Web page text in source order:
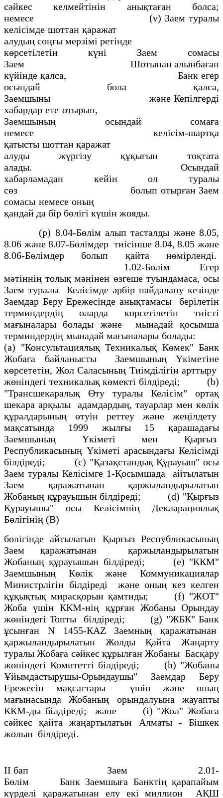
сәйкес келмейтiнiн анықтаған болса;
немесе (v) Заем туралы
келісімде шоттан қаражат
алудың соңғы мерзiмi ретiнде
көрсетілетін күнi Заем сомасы
Заем Шотынан алынбаған
күйінде қалса, Банк егер
осындай бола қалса,
Заемшыны және Кепілгердi
хабардар ете отырып,
Заемшының осындай сомаға
немесе келiсiм-шартқа
қатысты шоттан қаражат
алуды жүргiзу құқығын тоқтата
алады. Осындай
хабарламадан кейiн ол туралы
сөз болып отырған Заем
сомасы немесе оның
қандай да бір бөлігі күшiн жояды.
(р) 8.04-Бөлiм алып тасталды және 8.05,
8.06 және 8.07-Бөлiмдер тиiсiнше 8.04, 8.05 және
8.06-Бөлiмдер болып қайта нөмiрлендi.
1.02-Бөлiм
Егер
мәтіннің толық мәнінен өзгеше туындамаса, осы
Заем туралы Келiсiмде әрбір пайдалану кезiнде
Заемдар Беру Ережесінде анықтамасы берілетін
терминдердің оларда көрсетiлетiн тиiстi
мағыналары болады және мынадай қосымша
терминдердiң мынадай мағыналары болады:
(а) "Консультациялық Техникалық Көмек" Банк
Жобаға байланысты Заемшының Yкiметіне
көрсететiн, Жол Саласының Тиiмдiлiгiн арттыру
жөнiндегi техникалық көмектi бiлдiредi; (b)
"Трансшекаралық Өту туралы Келiсiм" ортақ
шекара арқылы адамдардың, тауарлар мен көлiк
құралдарының өтуiн реттеу және жеңiлдету
мақсатында 1999 жылғы 15 қарашадағы
Заемшының Үкіметі мен Қырғыз
Республикасының Yкiметi арасындағы Келiсiмдi
бiлдiредi; (с) "Қазақстандық Құрауыш" осы
Заем туралы Келiсiмге 1-Қосымшада айтылатын
Заем қаражатынан қаржыландырылатын
Жобаның құрауышын бiлдiредi; (d) "Қырғыз
Құрауышы" осы Келiсiмнiң Декларациялық
Бөлiгiнiң (В)
бөлiгiнде айтылатын Қырғыз Республикасының
Заем қаражатынан қаржыландырылатын
Жобаның құрауышын бiлдiредi; (е) "ККМ"
Заемшының Көлiк және Коммуникациялар
Министрлiгiн бiлдiредi және оның кез келген
құқықтық мирасқорын қамтиды; (f) "ЖОТ"
Жоба үшiн ККМ-нiң құрған Жобаны Орындау
жөнiндегі Топты бiлдiредi; (g) "ЖБК" Банк
ұсынған N 1455-КАZ Заемның қаражатынан
қаржыландырылатын Жолды Қайта Жаңарту
туралы Жобаға сәйкес құрылған Жобаны Басқару
жөнiндегi Комитеттi бiлдiредi; (h) "Жобаны
Ұйымдастырушы-Орындаушы" Заемдар Беру
Ережесiн мақсаттары үшiн және оның
мағынасында Жобаның орындалуына жауапты
ККМ-ды бiлдіредi; және (i) "Жол" Жобаға
сәйкес қайта жаңартылатын Алматы - Бiшкек
жолын білдіреді.
II бап Заем 2.01-
Бөлiм Банк Заемшыға Банктiң қарапайым
күрделі қаражатынан елу екi миллион АҚШ